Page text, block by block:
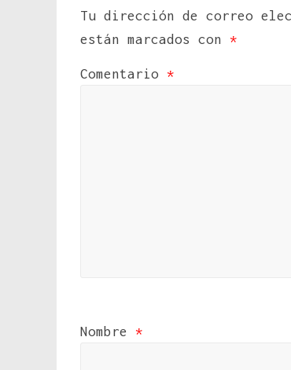
Tu dirección de correo
están marcados con *
Comentario *
Nombre *